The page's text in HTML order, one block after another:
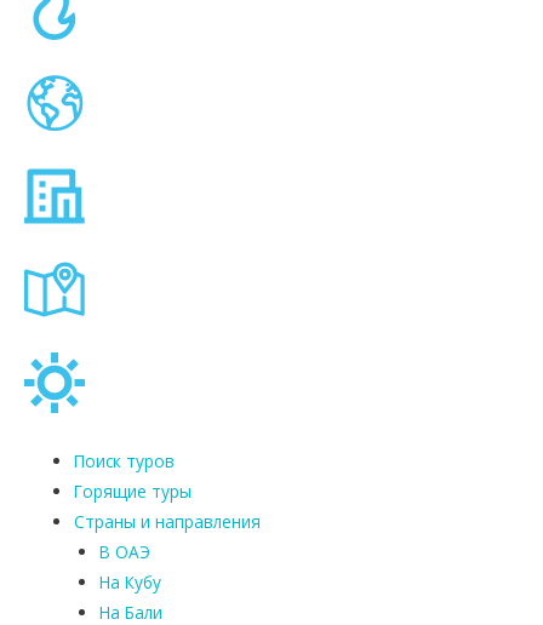
Поиск туров
Горящие туры
Страны и направления
В ОАЭ
На Кубу
На Бали